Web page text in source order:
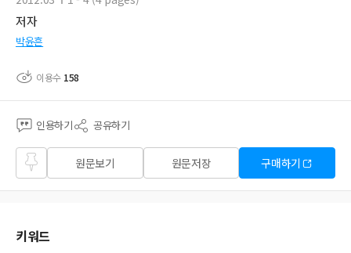
저자
박윤흔
이용수 158
인용하기 공유하기
즐겨
찾기
원문보기 원문저장 구매하기
키워드